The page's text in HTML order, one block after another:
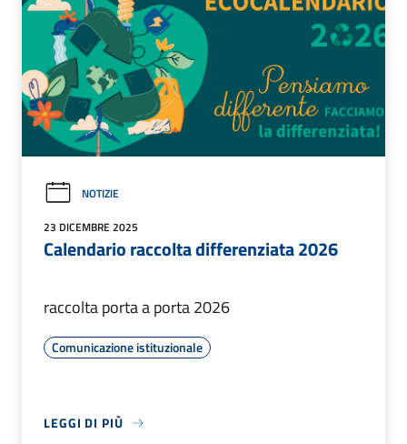
NOTIZIE
23 DICEMBRE 2025
Calendario raccolta differenziata 2026
raccolta porta a porta 2026
Comunicazione istituzionale
LEGGI DI PIÙ